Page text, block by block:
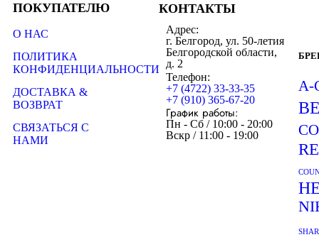
ПОКУПАТЕЛЮ
О НАС
ПОЛИТИКА
КОНФИДЕНЦИАЛЬНОСТИ
ДОСТАВКА &
ВОЗВРАТ
СВЯЗАТЬСЯ С
НАМИ
КОНТАКТЫ
Адрес:
г. Белгород, ул. 50-летия
Белгородской области,
д. 2
Телефон:
+7 (4722) 33-33-35
+7 (910) 365-67-20
График работы:
Пн - Сб / 10:00 - 20:00
Вскр / 11:00 - 19:00
A-